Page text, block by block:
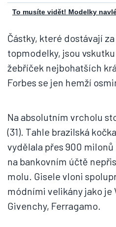
To musíte vidět! Modelky
Částky, které dostávají
topmodelky, jsou
žebříček nejbohatších
Forbes se jen hemží
Na absolutním vrcholu
(31). Tahle brazilská
vydělala přes 900
na bankovním účtě
molu. Gisele vloni
módními velikány jako je
Givenchy, Ferragamo.